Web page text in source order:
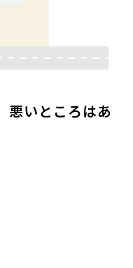
悪いところはあ